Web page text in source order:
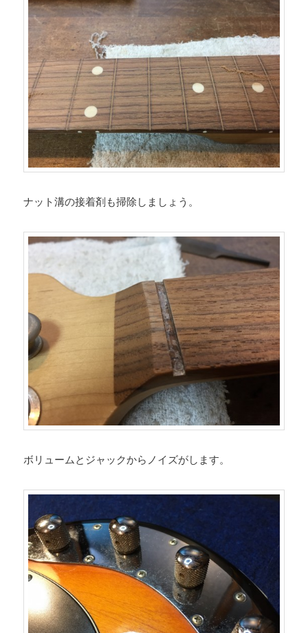
ナット溝の接着剤も掃除しましょう。
ボリュームとジャックからノイズがします。